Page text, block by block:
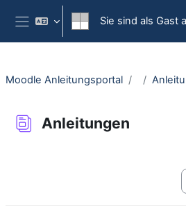
Zum Hauptinhalt
Website-Übersicht
Sie sind als Gast
Moodle Anleitungsportal
Anleitungen